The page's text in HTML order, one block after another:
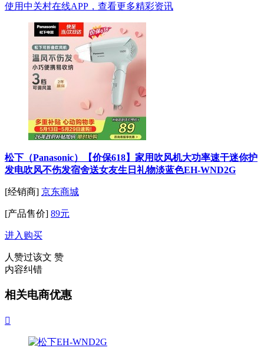
使用中关村在线APP，查看更多精彩资讯
松下（Panasonic）【价保618】家用吹风机大功率速干迷你护
发电吹风不伤发宿舍送女友生日礼物淡蓝色EH-WND2G
[经销商] 京东商城
[产品售价] 89元
进入购买
人赞过该文 赞
内容纠错
相关电商优惠
